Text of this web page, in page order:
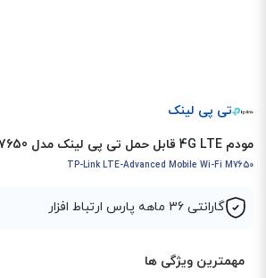
تی پی لینک
مودم 4G LTE قابل حمل تی پی لینک مدل M7650
TP-Link LTE-Advanced Mobile Wi-Fi M7650
گارانتی 36 ماهه پارس ارتباط افزار
مهمترین ویژگی ها